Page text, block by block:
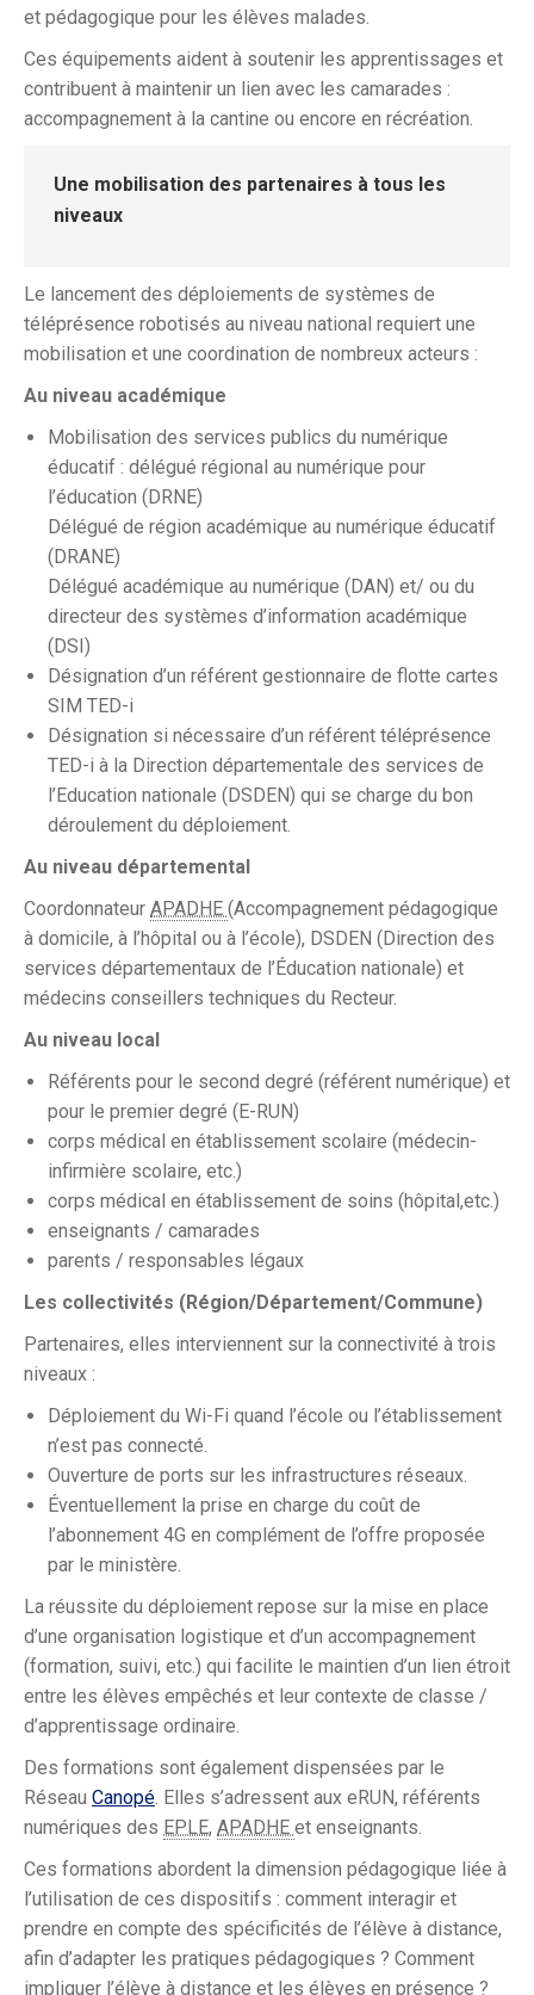
et pédagogique pour les élèves malades.
Ces équipements aident à soutenir les apprentissages et
contribuent à maintenir un lien avec les camarades :
accompagnement à la cantine ou encore en récréation.
Une mobilisation des partenaires à tous les
niveaux
Le lancement des déploiements de systèmes de
téléprésence robotisés au niveau national requiert une
mobilisation et une coordination de nombreux acteurs :
Au niveau académique
Mobilisation des services publics du numérique
éducatif : délégué régional au numérique pour
l’éducation (DRNE)
Délégué de région académique au numérique éducatif
(DRANE)
Délégué académique au numérique (DAN) et/ ou du
directeur des systèmes d’information académique
(DSI)
Désignation d’un référent gestionnaire de flotte cartes
SIM TED-i
Désignation si nécessaire d’un référent téléprésence
TED-i à la Direction départementale des services de
l’Education nationale (DSDEN) qui se charge du bon
déroulement du déploiement.
Au niveau départemental
Coordonnateur APADHE (Accompagnement pédagogique
à domicile, à l’hôpital ou à l’école), DSDEN (Direction des
services départementaux de l’Éducation nationale) et
médecins conseillers techniques du Recteur.
Au niveau local
Référents pour le second degré (référent numérique) et
pour le premier degré (E-RUN)
corps médical en établissement scolaire (médecin-
infirmière scolaire, etc.)
corps médical en établissement de soins (hôpital,etc.)
enseignants / camarades
parents / responsables légaux
Les collectivités (Région/Département/Commune)
Partenaires, elles interviennent sur la connectivité à trois
niveaux :
Déploiement du Wi-Fi quand l’école ou l’établissement
n’est pas connecté.
Ouverture de ports sur les infrastructures réseaux.
Éventuellement la prise en charge du coût de
l’abonnement 4G en complément de l’offre proposée
par le ministère.
La réussite du déploiement repose sur la mise en place
d’une organisation logistique et d’un accompagnement
(formation, suivi, etc.) qui facilite le maintien d’un lien étroit
entre les élèves empêchés et leur contexte de classe /
d’apprentissage ordinaire.
Des formations sont également dispensées par le
Réseau Canopé. Elles s’adressent aux eRUN, référents
numériques des EPLE, APADHE et enseignants.
Ces formations abordent la dimension pédagogique liée à
l’utilisation de ces dispositifs : comment interagir et
prendre en compte des spécificités de l’élève à distance,
afin d’adapter les pratiques pédagogiques ? Comment
impliquer l’élève à distance et les élèves en présence ?